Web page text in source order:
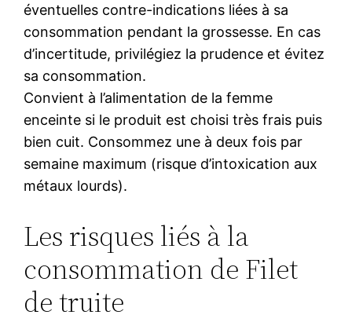
éventuelles contre-indications liées à sa
consommation pendant la grossesse. En cas
d’incertitude, privilégiez la prudence et évitez
sa consommation.
Convient à l’alimentation de la femme
enceinte si le produit est choisi très frais puis
bien cuit. Consommez une à deux fois par
semaine maximum (risque d’intoxication aux
métaux lourds).
Les risques liés à la
consommation de Filet
de truite